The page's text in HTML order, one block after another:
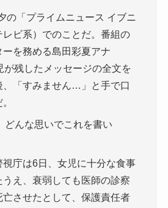
の「プライムニュース イブニ
レビ系）でのことだ。番組の
ーを務める島田彩夏アナ
が残したメッセージの全文を
、「すみません…」と手で口
どんな思いでこれを書い
庁は6日、女児に十分な食事
うえ、衰弱しても医師の診察
亡させたとして、保護責任者